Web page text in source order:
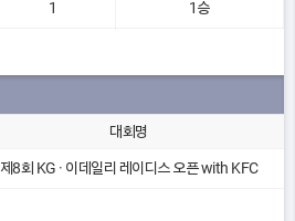
1 1승
대회명
제8회 KG · 이데일리 레이디스 오픈 with KFC